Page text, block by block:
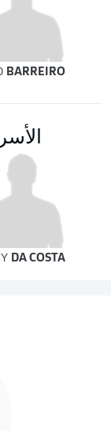
BARREIRO
DA COSTA